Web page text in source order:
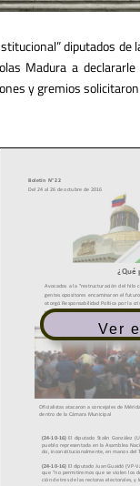
diputados
Madura a
y gremios
Ver